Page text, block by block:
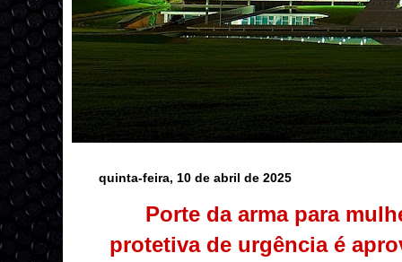
quinta-feira, 10 de abril de 2025
Porte da arma para
protetiva de urgência é